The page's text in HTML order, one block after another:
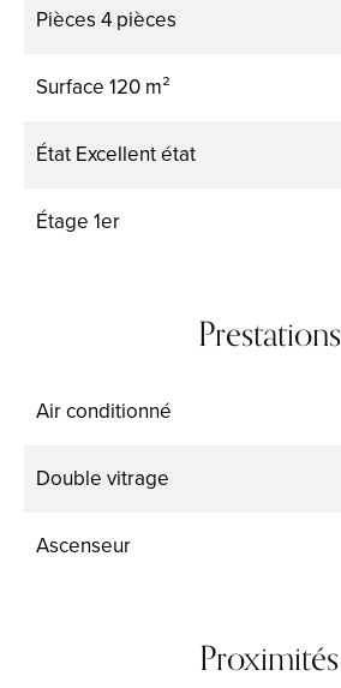
Pièces 4 pièces
Surface 120 m²
État Excellent état
Étage 1er
Prestations
Air conditionné
Double vitrage
Ascenseur
Proximités